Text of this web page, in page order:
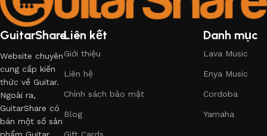
GuitarShare
Website chuyên
cung cấp kiến
thức về Guitar.
Ngoài ra,
GuitarShare có
bán một số sản
phẩm Guitar
Liên kết
Giới thiệu
Liên hệ
Chính sách bảo mật
Blog
Gift Cards
Danh mục
Lava Music
Enya Music
Cordoba
Yamaha